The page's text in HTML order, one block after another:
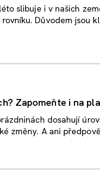
slibuje i v našich
Důvodem jsou
Zapomeňte i na
dosahují
změny. A ani